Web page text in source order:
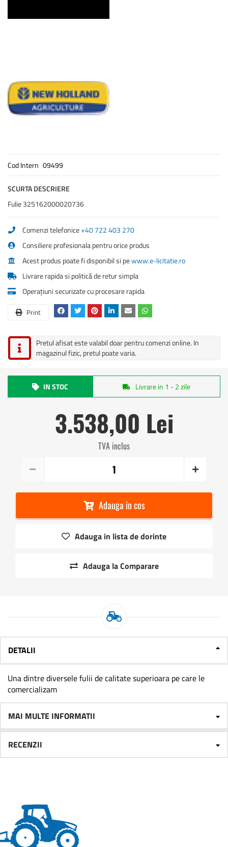
Cod Intern 09499
SCURTA DESCRIERE
Fulie 325162000020736
Comenzi telefonice+40 722 403 270
Consiliere profesionala pentru orice produs
Acest produs poate fi disponibil si pewww.e-licitatie.ro
Livrare rapida si politică de retur simpla
Operațiuni securizate cu procesare rapida
Print
Pretul afisat este valabil doar pentru comenzi online. In
magazinul fizic, pretul poate varia.
IN STOC Livrare in 1 - 2 zile
3.538,00 Lei
TVA inclus
Adauga in cos
Adauga in lista de dorinte
Adauga la Comparare
DETALII
Una dintre diversele fulii de calitate superioara pe care le
comercializam
MAI MULTE INFORMATII
RECENZII